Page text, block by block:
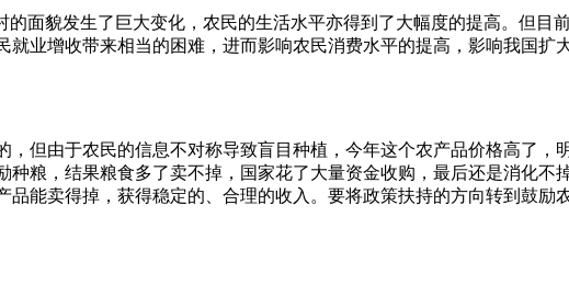
面貌发生了巨大变化，农民的生活水平亦得到了大幅度的提高。但目
业增收带来相当的困难，进而影响农民消费水平的提高，影响我国扩
，但由于农民的信息不对称导致盲目种植，今年这个农产品价格高了，
粮，结果粮食多了卖不掉，国家花了大量资金收购，最后还是消化不
能卖得掉，获得稳定的、合理的收入。要将政策扶持的方向转到鼓励